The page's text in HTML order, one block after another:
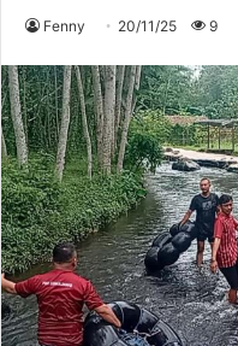
Fenny 20/11/25 9